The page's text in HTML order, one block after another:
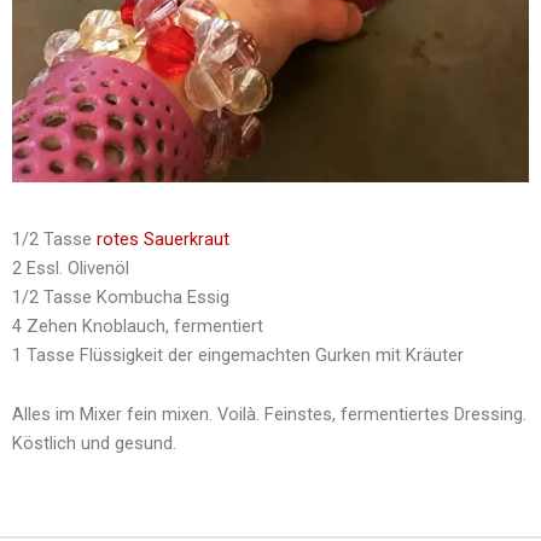
1/2 Tasse rotes Sauerkraut
2 Essl. Olivenöl
1/2 Tasse Kombucha Essig
4 Zehen Knoblauch, fermentiert
1 Tasse Flüssigkeit der eingemachten Gurken mit Kräuter
Alles im Mixer fein mixen. Voilà. Feinstes, fermentiertes Dressing.
Köstlich und gesund.